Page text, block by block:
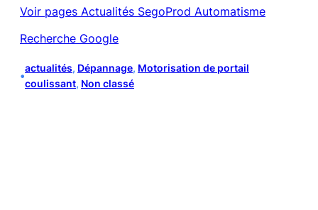
Voir pages Actualités SegoProd Automatisme
Recherche Google
•
actualités, Dépannage, Motorisation de portail
coulissant, Non classé